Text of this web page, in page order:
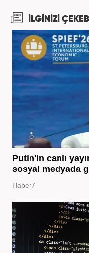
İLGİNİZİ
Putin'in canlı
sosyal medyada
Haber7